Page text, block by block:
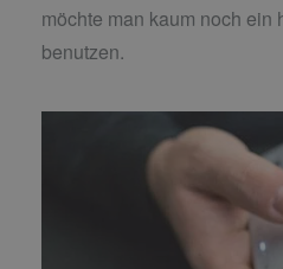
möchte man kaum noch ein
benutzen.